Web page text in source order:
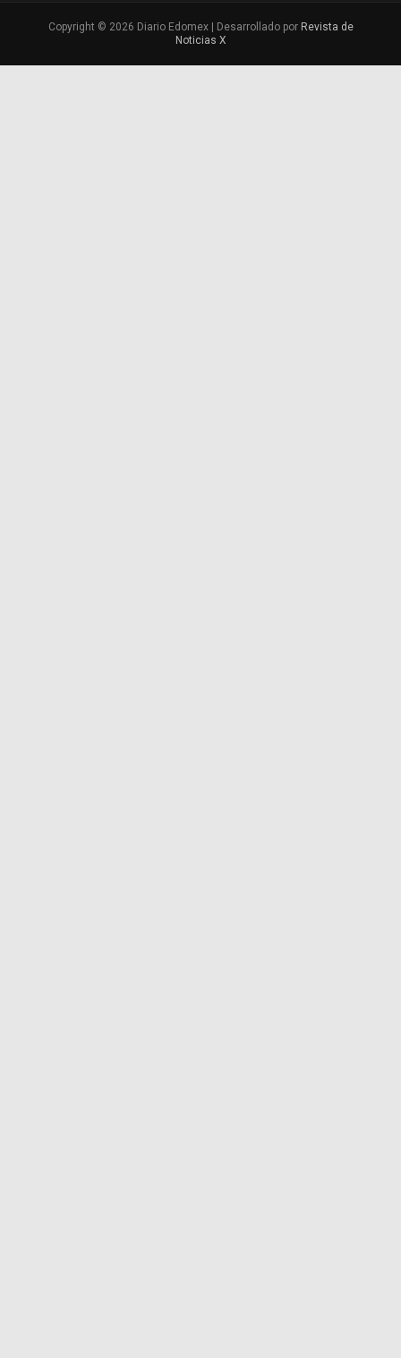
Copyright © 2026 Diario Edomex | Desarrollado por Revista de
Noticias X